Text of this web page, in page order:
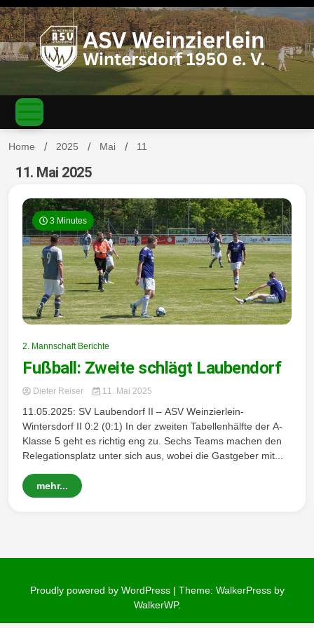
S
k
i
p
c
ASV
Weinzierl
ein-
Wintersd
orf 1950
e. V.
Home 2025 Mai 11
11. Mai 2025
3 Minutes
2. Mannschaft Berichte
Fußball: Zweite schlägt Laubendorf
Dieter Reiser 11. Mai 2025
11.05.2025: SV Laubendorf II – ASV Weinzierlein-
Wintersdorf II 0:2 (0:1) In der zweiten Tabellenhälfte der A-
Klasse 5 geht es richtig eng zu. Sechs Teams machen den
Relegationsplatz unter sich aus, wobei die Gastgeber mit...
mehr...
Proudly powered by WordPress | Theme: WalkerPress by
WalkerWP.